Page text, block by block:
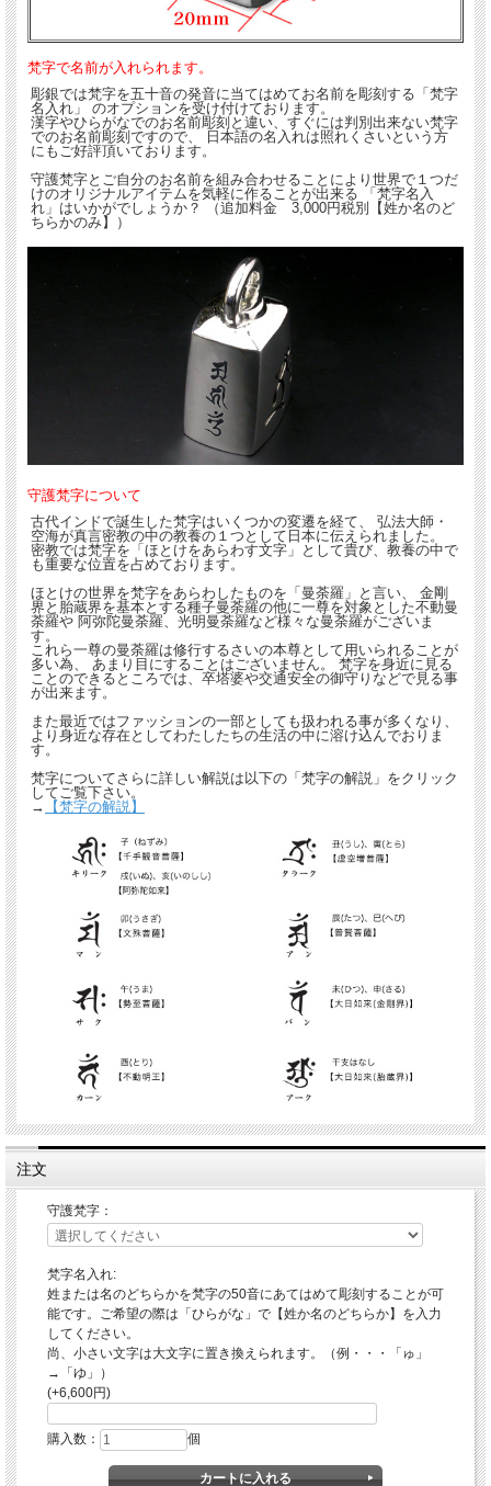
梵字で名前が入れられます。
彫銀では梵字を五十音の発音に当てはめてお名前を彫刻する「梵字
名入れ」 のオプションを受け付けております。
漢字やひらがなでのお名前彫刻と違い、すぐには判別出来ない梵字
でのお名前彫刻ですので、 日本語の名入れは照れくさいという方
にもご好評頂いております。
守護梵字とご自分のお名前を組み合わせることにより世界で１つだ
けのオリジナルアイテムを気軽に作ることが出来る 「梵字名入
れ」はいかがでしょうか？ （追加料金 3,000円税別【姓か名のど
ちらかのみ】）
守護梵字について
古代インドで誕生した梵字はいくつかの変遷を経て、 弘法大師・
空海が真言密教の中の教養の１つとして日本に伝えられました。
密教では梵字を「ほとけをあらわす文字」として貴び、教養の中で
も重要な位置を占めております。
ほとけの世界を梵字をあらわしたものを「曼荼羅」と言い、 金剛
界と胎蔵界を基本とする種子曼荼羅の他に一尊を対象とした不動曼
荼羅や 阿弥陀曼荼羅、光明曼荼羅など様々な曼荼羅がございま
す。
これら一尊の曼荼羅は修行するさいの本尊として用いられることが
多い為、 あまり目にすることはございません。 梵字を身近に見る
ことのできるところでは、卒塔婆や交通安全の御守りなどで見る事
が出来ます。
また最近ではファッションの一部としても扱われる事が多くなり、
より身近な存在としてわたしたちの生活の中に溶け込んでおりま
す。
梵字についてさらに詳しい解説は以下の「梵字の解説」をクリック
してご覧下さい。
→
【梵字の解説】
注文
守護梵字：
梵字名入れ:
姓または名のどちらかを梵字の50音にあてはめて彫刻することが可
能です。ご希望の際は「ひらがな」で【姓か名のどちらか】を入力
してください。
尚、小さい文字は大文字に置き換えられます。（例・・・「ゅ」
→「ゆ」）
(+6,600円)
購入数： 個